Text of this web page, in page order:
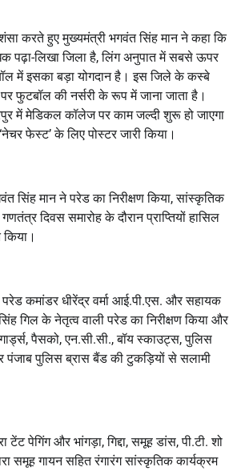
करते हुए मुख्यमंत्री भगवंत सिंह मान ने कहा कि
पढ़ा-लिखा जिला है, लिंग अनुपात में सबसे ऊपर
में इसका बड़ा योगदान है। इस जिले के कस्बे
फुटबॉल की नर्सरी के रूप में जाना जाता है।
में मेडिकल कॉलेज पर काम जल्दी शुरू हो जाएगा
फेस्ट’ के लिए पोस्टर जारी किया।
सिंह मान ने परेड का निरीक्षण किया, सांस्कृतिक
दिवस समारोह के दौरान प्राप्तियों हासिल
कमांडर धीरेंद्र वर्मा आई.पी.एस. और सहायक
गिल के नेतृत्व वाली परेड का निरीक्षण किया और
पैसको, एन.सी.सी., बॉय स्काउट्स, पुलिस
पुलिस ब्रास बैंड की टुकड़ियों से सलामी
टेंट पेगिंग और भांगड़ा, गिद्दा, समूह डांस, पी.टी. शो
समूह गायन सहित रंगारंग सांस्कृतिक कार्यक्रम